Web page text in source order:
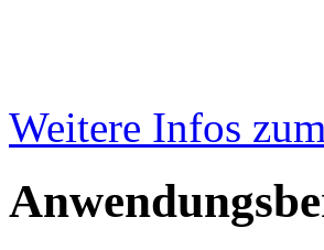
Weitere Infos